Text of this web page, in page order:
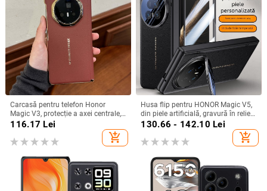
Carcasă pentru telefon Honor
Magic V3, protecție a axei centrale,
noul model Magic V5, husă ușoară
electroplacare, anti-cădere
116.17 Lei
add_shopping_cart
Husa flip pentru HONOR Magic V5,
din piele artificială, gravură în relief,
stil Ins, anti-cadere
130.66 - 142.10 Lei
add_shopping_cart